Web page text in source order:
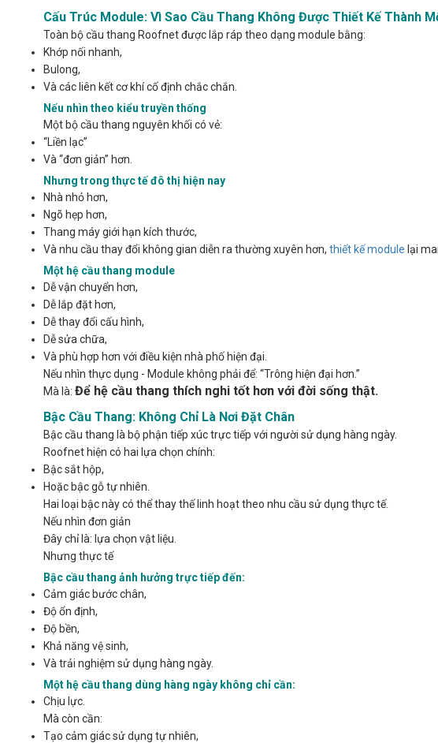
Cấu Trúc Module: Vì Sao Cầu Thang Không Được Thiết Kế Thành
Toàn bộ cầu thang Roofnet được lắp ráp theo dạng module bằng:
Khớp nối nhanh,
Bulong,
Và các liên kết cơ khí cố định chắc chắn.
Nếu nhìn theo kiểu truyền thống
Một bộ cầu thang nguyên khối có vẻ:
“Liền lạc”
Và “đơn giản” hơn.
Nhưng trong thực tế đô thị hiện nay
Nhà nhỏ hơn,
Ngõ hẹp hơn,
Thang máy giới hạn kích thước,
Và nhu cầu thay đổi không gian diễn ra thường xuyên hơn, thiết kế module lại
Một hệ cầu thang module
Dễ vận chuyển hơn,
Dễ lắp đặt hơn,
Dễ thay đổi cấu hình,
Dễ sửa chữa,
Và phù hợp hơn với điều kiện nhà phố hiện đại.
Nếu nhìn thực dụng - Module không phải để: “Trông hiện đại hơn.”
Mà là: Để hệ cầu thang thích nghi tốt hơn với đời sống thật.
Bậc Cầu Thang: Không Chỉ Là Nơi Đặt Chân
Bậc cầu thang là bộ phận tiếp xúc trực tiếp với người sử dụng hàng ngày.
Roofnet hiện có hai lựa chọn chính:
Bậc sắt hộp,
Hoặc bậc gỗ tự nhiên.
Hai loại bậc này có thể thay thế linh hoạt theo nhu cầu sử dụng thực tế.
Nếu nhìn đơn giản
Đây chỉ là: lựa chọn vật liệu.
Nhưng thực tế
Bậc cầu thang ảnh hưởng trực tiếp đến:
Cảm giác bước chân,
Độ ổn định,
Độ bền,
Khả năng vệ sinh,
Và trải nghiệm sử dụng hàng ngày.
Một hệ cầu thang dùng hàng ngày không chỉ cần:
Chịu lực.
Mà còn cần:
Tạo cảm giác sử dụng tự nhiên,